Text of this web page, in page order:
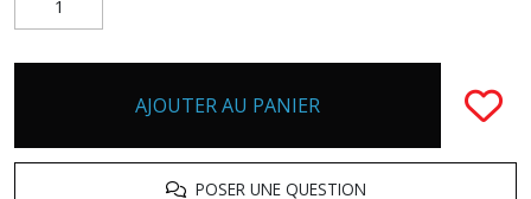
AJOUTER AU PANIER
POSER UNE QUESTION